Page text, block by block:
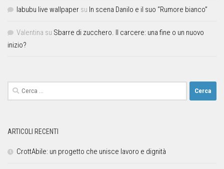
labubu live wallpaper su In scena Danilo e il suo “Rumore bianco”
Valentina su Sbarre di zucchero. Il carcere: una fine o un nuovo
inizio?
ARTICOLI RECENTI
CrottAbile: un progetto che unisce lavoro e dignità